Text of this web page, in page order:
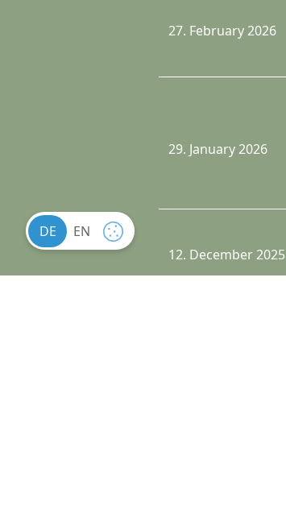
DE EN
COOKIE
27. February 2026
29. January 2026
12. December 2025